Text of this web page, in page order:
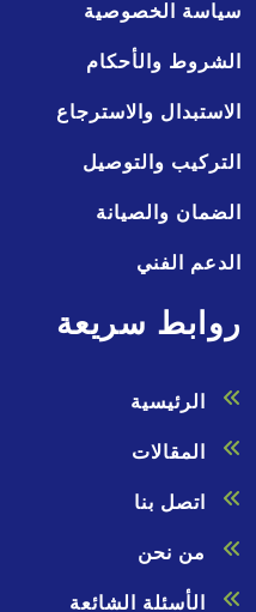
سياسة الخصوصية
الشروط والأحكام
الاستبدال والاسترجاع
التركيب والتوصيل
الضمان والصيانة
الدعم الفني
روابط سريعة
الرئيسية
المقالات
اتصل بنا
من نحن
الأسئلة الشائعة